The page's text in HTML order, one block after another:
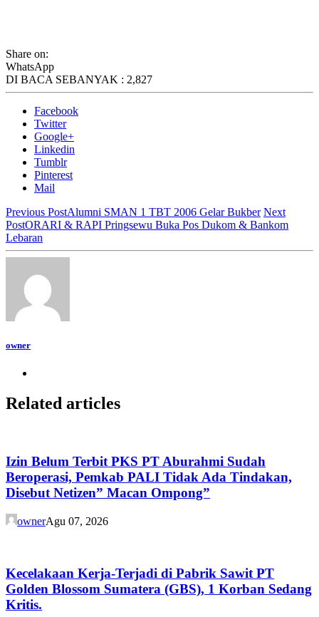
Share on:
WhatsApp
DI BACA SEBANYAK : 2,827
Facebook
Twitter
Google+
Linkedin
Tumblr
Pinterest
Mail
Previous PostAlumni SMAN 1 TBT 2006 Gelar Bukber Next
PostORARI & RAPI Pringsewu Buka Pos Dukom & Bankom
Lebaran
owner
Related articles
Izin Belum Terbit PKS PT Aburahmi Sudah
Beroperasi, Pemkab PALI Tidak Ada Tindakan,
Disebut Netizen” Macan Ompong”
ownerAgu 07, 2026
Kecelakaan Kerja-Terjadi di Pabrik Sawit PT
Golden Blossom Sumatera (GBS), 1 Korban Sedang
Kritis.